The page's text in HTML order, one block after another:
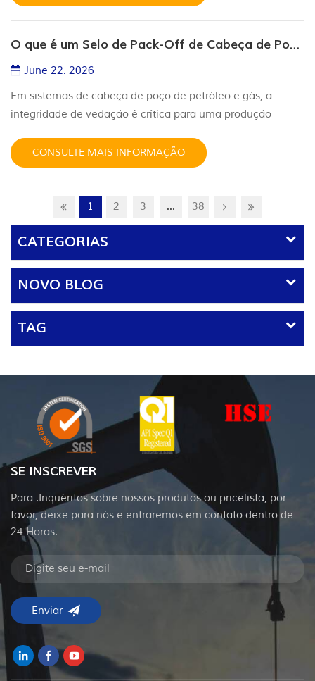
de pistão são duas das soluções de vedação mais
diferente dentro do sistema hidráulico. Embora ambas
sejam projetadas para controlar va...
O que é um Selo de Pack-Off de Cabeça de Poço?
June 22. 2026
Em sistemas de cabeça de poço de petróleo e gás, a
integridade de vedação é crítica para uma produção
essencial na isolação de zonas de pressão e na garantia
de controle confiável do poço. 1. O que é um Wellhead
de vedação instalado em equipamentos de cabeça de
poço para criar uma barreira...
CONSULTE MAIS INFORMAÇÃO
1 2 3 ... 38
CATEGORIAS
NOVO BLOG
TAG
SE INSCREVER
Para .Inquéritos sobre nossos produtos ou pricelista, por
favor, deixe para nós e entraremos em contato dentro de
24 Horas.